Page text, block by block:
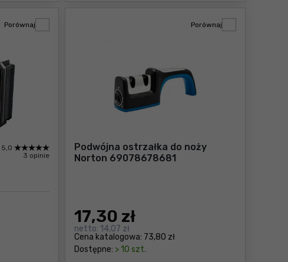
5,0
3 opinie
Porównaj
Podwójna ostrzałka do noży
Norton 69078678681
Cena katalogowa: 73,80 zł
17,30 zł
netto: 14,07 zł
Dostępne: > 10 szt.
Porównaj